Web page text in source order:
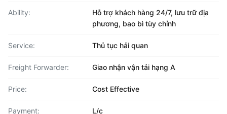
Ability:
Hỗ trợ khách hàng 24/7, lưu trữ địa
phương, bao bì tùy chỉnh
Service: Thủ tục hải quan
Freight Forwarder: Giao nhận vận tải hạng A
Price: Cost Effective
Payment: L/c